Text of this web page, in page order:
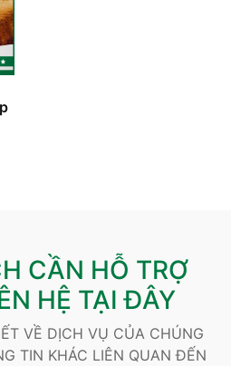
CẦN HỖ TRỢ
HỆ TẠI ĐÂY
VỀ DỊCH VỤ CỦA CHÚNG
TIN KHÁC LIÊN QUAN ĐẾN